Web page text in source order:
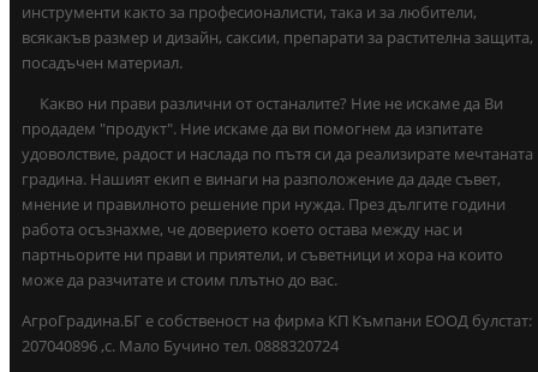
инструменти както за професионалисти, така и за любители,
всякакъв размер и дизайн, саксии, препарати за растителна защита,
посадъчен материал.
Какво ни прави различни от останалите? Ние не искаме да Ви
продадем "продукт". Ние искаме да ви помогнем да изпитате
удоволствие, радост и наслада по пътя си да реализирате мечтаната
градина. Нашият екип е винаги на разположение да даде съвет,
мнение и правилното решение при нужда. През дългите години
работа осъзнахме, че доверието което остава между нас и
партньорите ни прави и приятели, и съветници и хора на които
може да разчитате и стоим плътно до вас.
АгроГрадина.БГ е собственост на фирма КП Къмпани ЕООД булстат:
207040896 ,с. Мало Бучино тел. 0888320724